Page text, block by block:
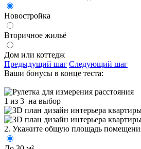
Новостройка
Вторичное жильё
Дом или коттедж
Предыдущий шаг Следующий шаг
Ваши бонусы в конце теста:
1 из 3 на выбор
2. Укажите общую площадь